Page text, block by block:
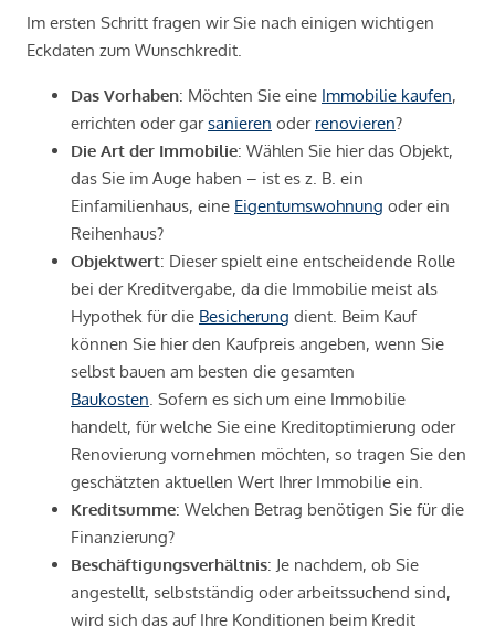
Im ersten Schritt fragen wir Sie nach einigen wichtigen
Eckdaten zum Wunschkredit.
Das Vorhaben: Möchten Sie eine Immobilie kaufen,
errichten oder garsanieren oder renovieren?
Die Art der Immobilie: Wählen Sie hier das Objekt,
das Sie im Auge haben – ist es z. B. ein
Einfamilienhaus, eine Eigentumswohnung oder ein
Reihenhaus?
Objektwert: Dieser spielt eine entscheidende Rolle
bei der Kreditvergabe, da die Immobilie meist als
Hypothek für die Besicherung dient. Beim Kauf
können Sie hier den Kaufpreis angeben, wenn Sie
selbst bauen am besten die gesamten
Baukosten . Sofern es sich um eine Immobilie
handelt, für welche Sie eine Kreditoptimierung oder
Renovierung vornehmen möchten, so tragen Sie den
geschätzten aktuellen Wert Ihrer Immobilie ein.
Kreditsumme: Welchen Betrag benötigen Sie für die
Finanzierung?
Beschäftigungsverhältnis: Je nachdem, ob Sie
angestellt, selbstständig oder arbeitssuchend sind,
wird sich das auf Ihre Konditionen beim Kredit